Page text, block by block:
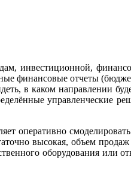
инвестиционной,
финансовые отчеты
в каком направлении
управленческие
оперативно
высокая, объем
оборудования или